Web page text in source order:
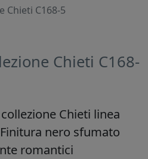
Chieti C168-5
Chieti C168-
Chieti linea
nero sfumato
romantici